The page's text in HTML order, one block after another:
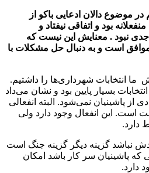
از جنگ ۲۰۲۰ و هم در موضوع دالان ادعایی باکو از
بود و اتفاقی نیفتاد و
جدی نبود . معنایش این نیست که
موافق است و به دنبال حل مشکلات با
انتخابات شهرداری‌ها را داشتیم.
بسیار پایین بود و نشان می‌داد
از پاشینیان نمی‌شود. البته انفعالی
است. این انفعال وجود دارد ولی
دارد.
نباشد گزینه دیگر گزینه جنگ است
پاشینیان سر کار باشد امکان
دارد.